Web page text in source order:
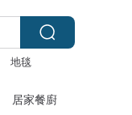
地毯
居家餐廚